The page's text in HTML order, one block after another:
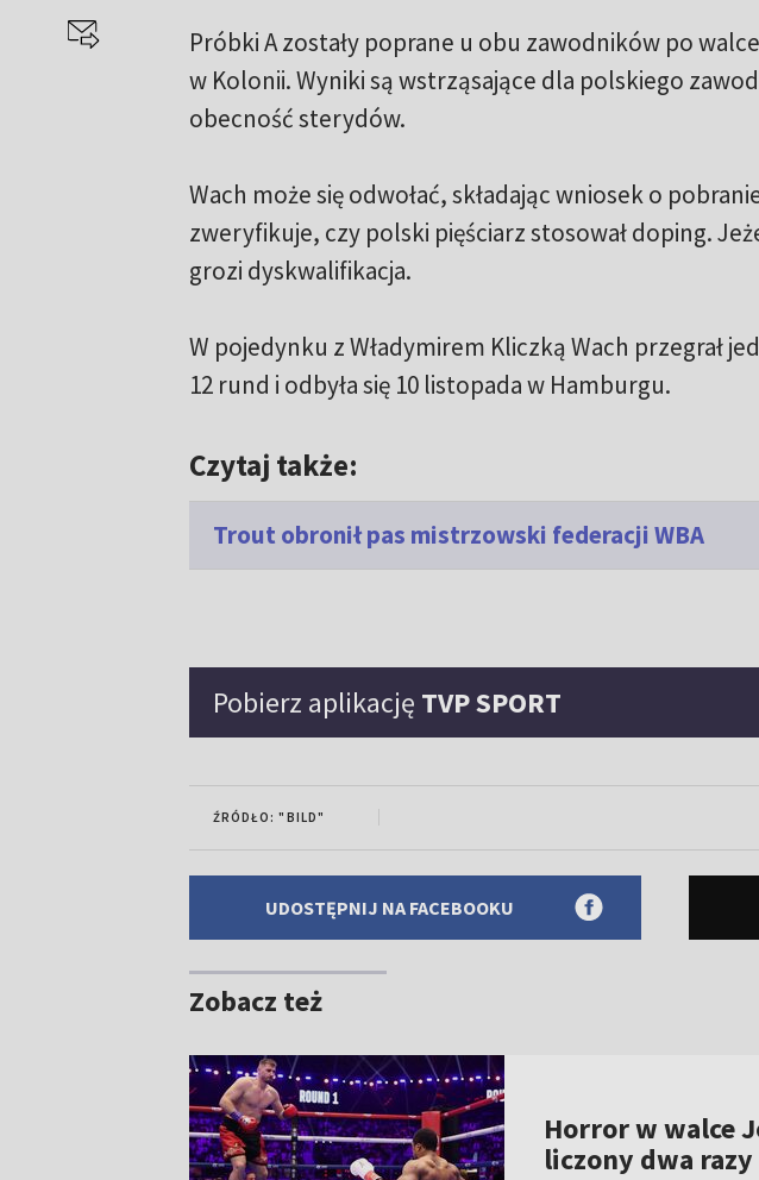
Próbki A zostały poprane u obu zawodników po
w Kolonii. Wyniki są wstrząsające dla polskiego
obecność sterydów.
Wach może się odwołać, składając wniosek o
zweryfikuje, czy polski pięściarz stosował doping.
grozi dyskwalifikacja.
W pojedynku z Władymirem Kliczką Wach przegrał
12 rund i odbyła się 10 listopada w Hamburgu.
Czytaj także:
Trout obronił pas mistrzowski federacji WBA
Pobierz aplikację TVP SPORT
ŹRÓDŁO: "BILD"
UDOSTĘPNIJ NA FACEBOOKU
Zobacz też
Horror w walce
liczony dwa razy